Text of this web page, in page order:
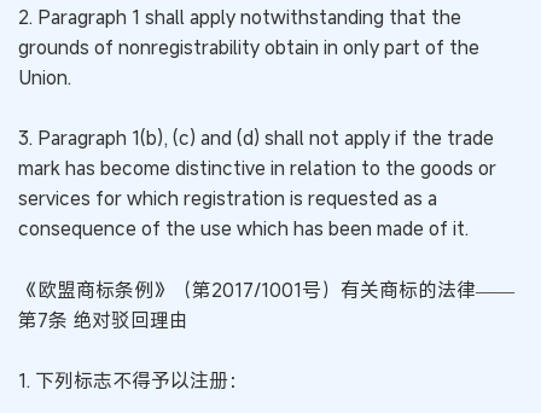
2. Paragraph 1 shall apply notwithstanding that the
grounds of nonregistrability obtain in only part of the
Union.
3. Paragraph 1(b), (c) and (d) shall not apply if the trade
mark has become distinctive in relation to the goods or
services for which registration is requested as a
consequence of the use which has been made of it.
《欧盟商标条例》（第2017/1001号）有关商标的法律——
第7条 绝对驳回理由
1. 下列标志不得予以注册：